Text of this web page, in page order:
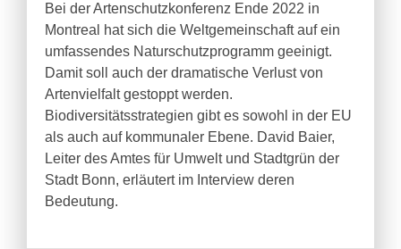
Bei der Artenschutzkonferenz Ende 2022 in
Montreal hat sich die Weltgemeinschaft auf ein
umfassendes Naturschutzprogramm geeinigt.
Damit soll auch der dramatische Verlust von
Artenvielfalt gestoppt werden.
Biodiversitätsstrategien gibt es sowohl in der EU
als auch auf kommunaler Ebene. David Baier,
Leiter des Amtes für Umwelt und Stadtgrün der
Stadt Bonn, erläutert im Interview deren
Bedeutung.